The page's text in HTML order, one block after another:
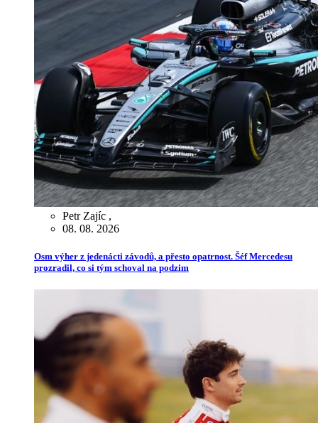
Petr Zajíc ,
08. 08. 2026
Osm výher z jedenácti závodů, a přesto opatrnost. Šéf Mercedesu
prozradil, co si tým schoval na podzim